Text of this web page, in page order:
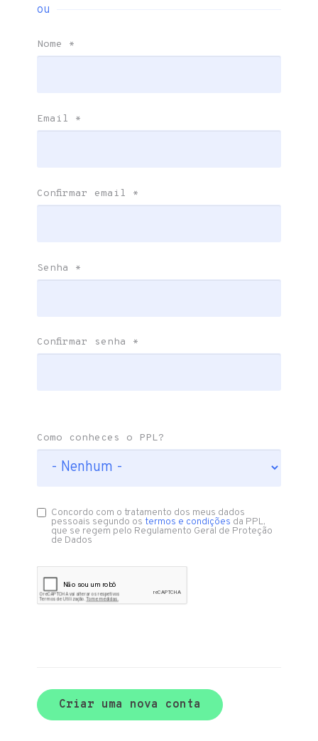
ou
Nome *
Email *
Confirmar email *
Senha *
Confirmar senha *
Como conheces o PPL?
Concordo com o tratamento dos meus dados
pessoais segundo ostermos e condições da PPL,
que se regem pelo Regulamento Geral de Proteção
de Dados
Criar uma nova conta